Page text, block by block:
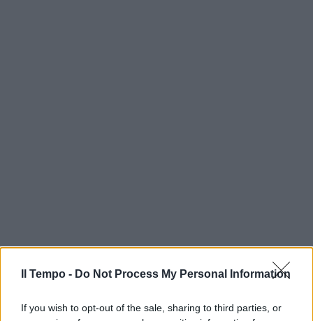
Il Tempo - Do Not Process My Personal Information
If you wish to opt-out of the sale, sharing to third parties, or